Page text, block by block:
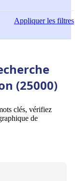
Appliquerles filtres
(25000)
clés, vérifiez
de